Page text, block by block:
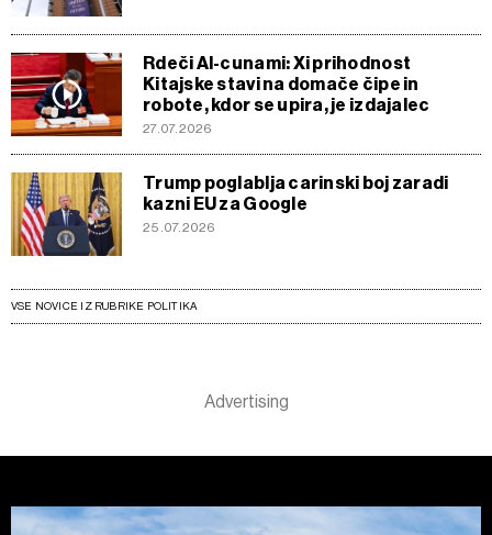
Rdeči AI-cunami: Xi prihodnost
Kitajske stavi na domače čipe in
robote, kdor se upira, je izdajalec
27.07.2026
Trump poglablja carinski boj zaradi
kazni EU za Google
25.07.2026
VSE NOVICE IZ RUBRIKE POLITIKA